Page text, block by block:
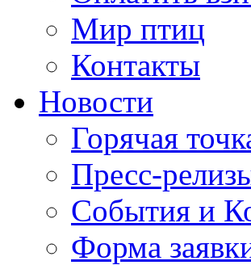
Мир птиц
Контакты
Новости
Горячая
Пресс-
События и
Форма